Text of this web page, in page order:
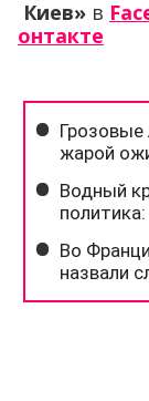
Киев» в
онтакте